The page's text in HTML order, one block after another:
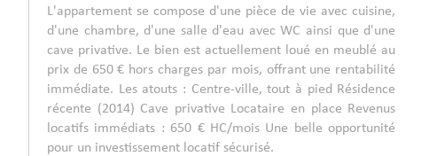
L'appartement se compose d'une pièce de vie avec cuisine,
d'une chambre, d'une salle d'eau avec WC ainsi que d'une
cave privative. Le bien est actuellement loué en meublé au
prix de 650 € hors charges par mois, offrant une rentabilité
immédiate. Les atouts : Centre-ville, tout à pied Résidence
récente (2014) Cave privative Locataire en place Revenus
locatifs immédiats : 650 € HC/mois Une belle opportunité
pour un investissement locatif sécurisé.